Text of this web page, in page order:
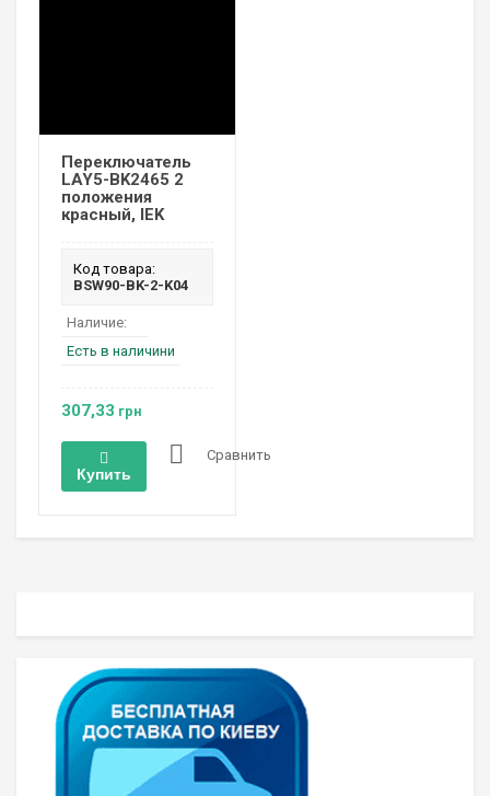
Переключатель
LAY5-BK2465 2
положения
красный, IEK
Код товара:
BSW90-BK-2-K04
Наличие:
Есть в наличини
307,33 грн
Купить
Сравнить